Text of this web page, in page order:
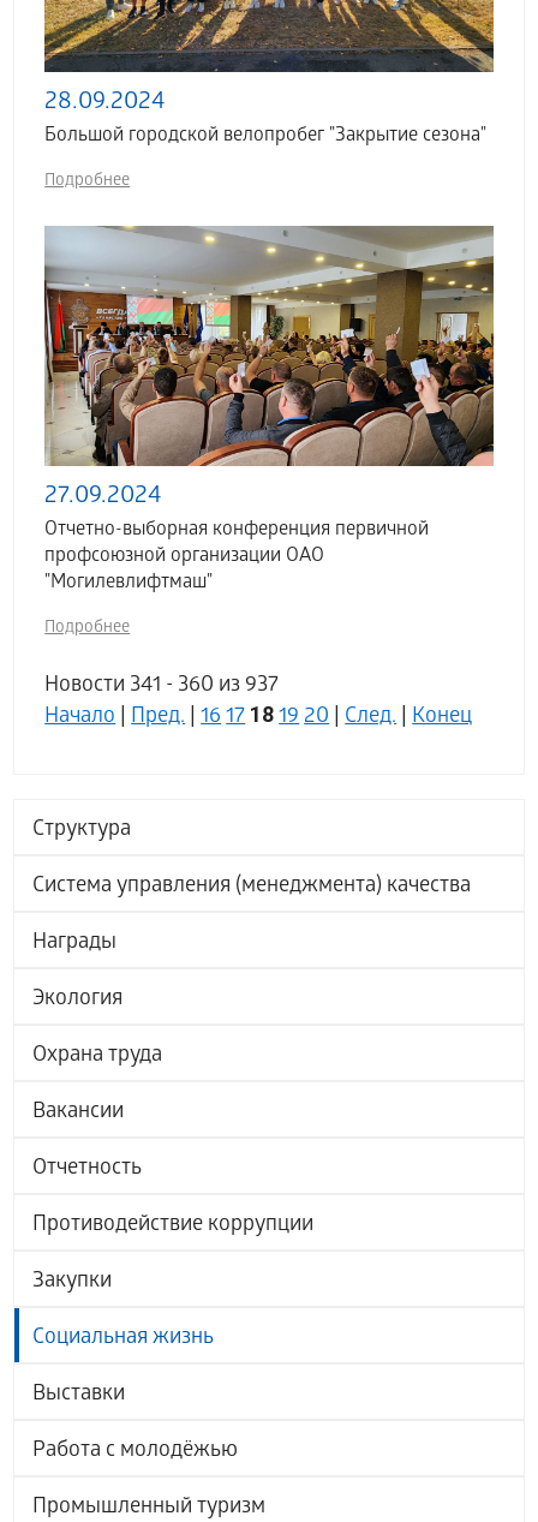
Структура
Система управления (менеджмента) качества
Награды
Экология
Охрана труда
Вакансии
Отчетность
Противодействие коррупции
Закупки
Социальная жизнь
Выставки
Работа с молодёжью
Промышленный туризм
28.09.2024
Большой городской велопробег "Закрытие сезона"
Подробнее
27.09.2024
Отчетно-выборная конференция первичной
профсоюзной организации ОАО
"Могилевлифтмаш"
Подробнее
Новости 341 - 360 из 937
Начало|Пред.|1617 18 1920|След.|Конец